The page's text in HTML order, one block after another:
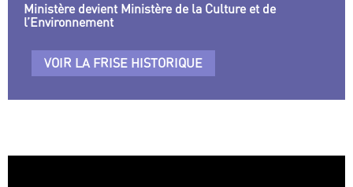
Ministère devient Ministère de la Culture et de
l’Environnement
VOIR LA FRISE HISTORIQUE